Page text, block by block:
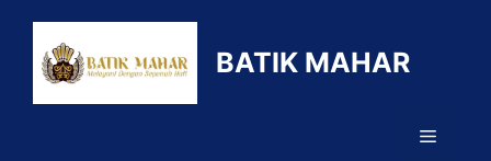
BATIK MAHAR
Menu